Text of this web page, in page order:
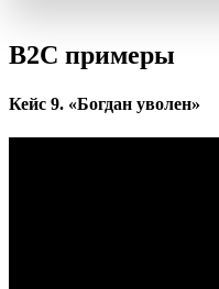
B2C примеры
Кейс 9. «Богдан уволен»